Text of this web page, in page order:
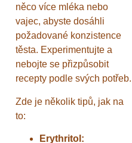
něco více mléka nebo
vajec, abyste dosáhli
požadované konzistence
těsta. Experimentujte a
nebojte se přizpůsobit
recepty podle svých potřeb.
Zde je několik tipů, jak na
to:
Erythritol: